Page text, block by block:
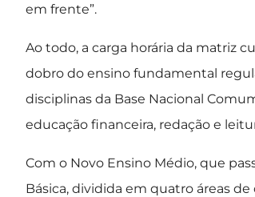
em frente”.
Ao todo, a carga horária da matriz
dobro do ensino fundamental
disciplinas da Base Nacional
educação financeira, redação e
Com o Novo Ensino Médio, que
Básica, dividida em quatro áreas